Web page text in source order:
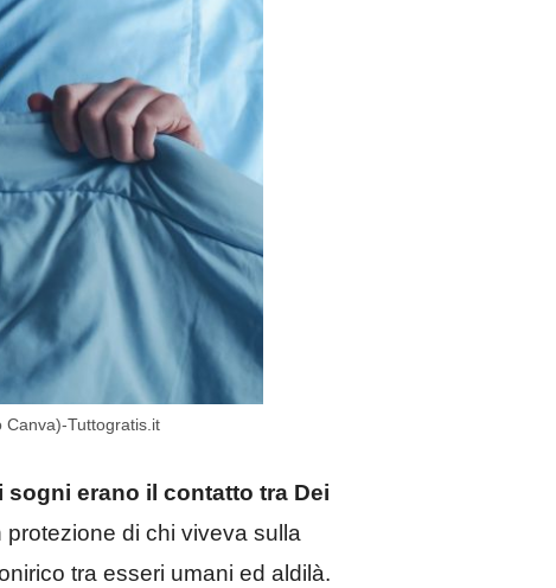
Canva)-Tuttogratis.it
erano il contatto tra Dei
di chi viveva sulla
tra esseri umani ed aldilà.